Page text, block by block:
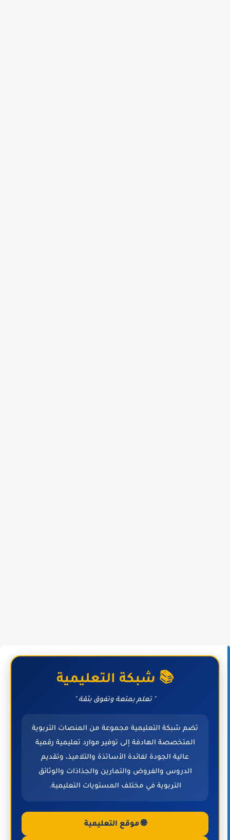
📚 شبكة التعليمية
" تعلم بمتعة وتفوق بثقة "
تضم شبكة التعليمية مجموعة من المنصات التربوية
المتخصصة الهادفة إلى توفير موارد تعليمية رقمية
عالية الجودة لفائدة الأساتذة والتلاميذ، وتقديم
الدروس والفروض والتمارين والجذاذات والوثائق
التربوية في مختلف المستويات التعليمية.
🌐 موقع التعليمية